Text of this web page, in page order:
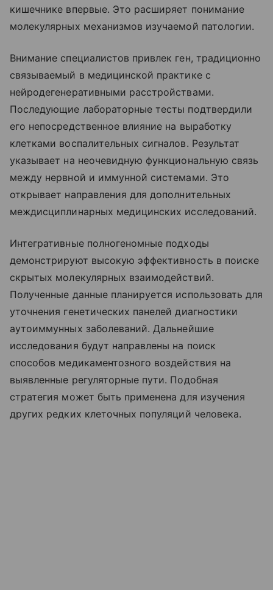
кишечнике впервые. Это расширяет понимание
молекулярных механизмов изучаемой патологии.
Внимание специалистов привлек ген, традиционно
связываемый в медицинской практике с
нейродегенеративными расстройствами.
Последующие лабораторные тесты подтвердили
его непосредственное влияние на выработку
клетками воспалительных сигналов. Результат
указывает на неочевидную функциональную связь
между нервной и иммунной системами. Это
открывает направления для дополнительных
междисциплинарных медицинских исследований.
Интегративные полногеномные подходы
демонстрируют высокую эффективность в поиске
скрытых молекулярных взаимодействий.
Полученные данные планируется использовать для
уточнения генетических панелей диагностики
аутоиммунных заболеваний. Дальнейшие
исследования будут направлены на поиск
способов медикаментозного воздействия на
выявленные регуляторные пути. Подобная
стратегия может быть применена для изучения
других редких клеточных популяций человека.